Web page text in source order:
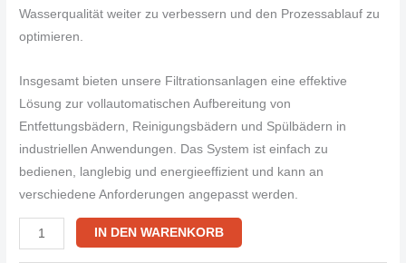
Wasserqualität weiter zu verbessern und den Prozessablauf zu
optimieren.
Insgesamt bieten unsere Filtrationsanlagen eine effektive
Lösung zur vollautomatischen Aufbereitung von
Entfettungsbädern, Reinigungsbädern und Spülbädern in
industriellen Anwendungen. Das System ist einfach zu
bedienen, langlebig und energieeffizient und kann an
verschiedene Anforderungen angepasst werden.
IN DEN WARENKORB